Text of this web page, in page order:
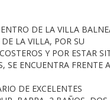
DE LA VILLA
LA VILLA, POR SU
Y POR ESTAR
SE ENCUENTRA FRENTE
DE EXCELENTES